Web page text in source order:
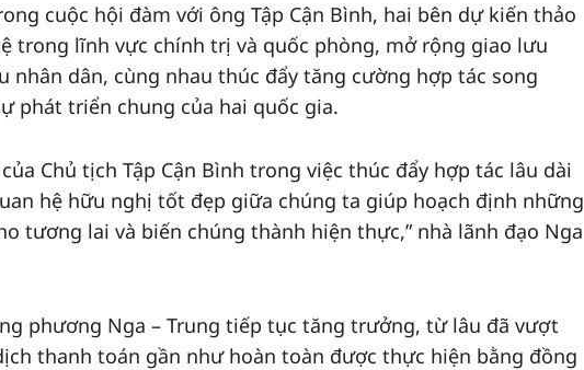
cuộc hội đàm với ông Tập Cận Bình, hai bên dự kiến thảo
trong lĩnh vực chính trị và quốc phòng, mở rộng giao lưu
nhân dân, cùng nhau thúc đẩy tăng cường hợp tác song
phát triển chung của hai quốc gia.
Chủ tịch Tập Cận Bình trong việc thúc đẩy hợp tác lâu dài
hệ hữu nghị tốt đẹp giữa chúng ta giúp hoạch định những
tương lai và biến chúng thành hiện thực,” nhà lãnh đạo Nga
phương Nga – Trung tiếp tục tăng trưởng, từ lâu đã vượt
thanh toán gần như hoàn toàn được thực hiện bằng đồng